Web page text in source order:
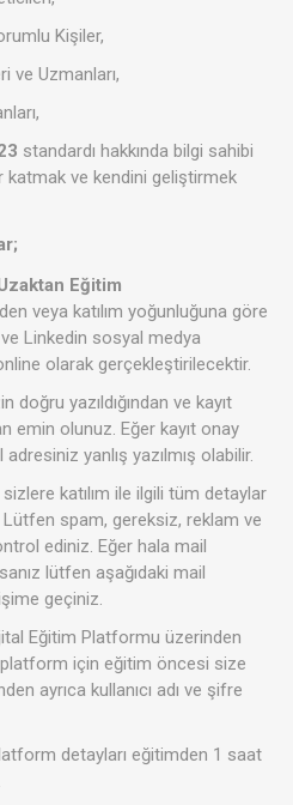
Kişiler,
ve Uzmanları,
standardı hakkında bilgi sahibi
katmak ve kendini geliştirmek
Eğitim
veya katılım yoğunluğuna göre
Linkedin sosyal medya
olarak gerçekleştirilecektir.
doğru yazıldığından ve kayıt
emin olunuz. Eğer kayıt onay
yanlış yazılmış olabilir.
katılım ile ilgili tüm detaylar
spam, gereksiz, reklam ve
ediniz. Eğer hala mail
lütfen aşağıdaki mail
geçiniz.
Eğitim Platformu üzerinden
için eğitim öncesi size
ayrıca kullanıcı adı ve şifre
detayları eğitimden 1 saat